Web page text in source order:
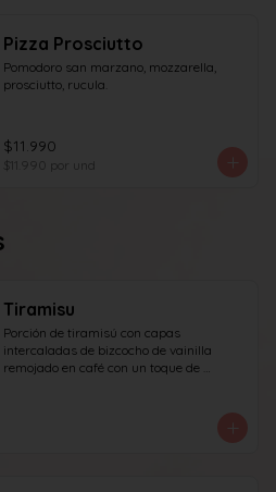
Pizza Prosciutto
Pomodoro san marzano, mozzarella,
prosciutto, rucula.
$11.990
$11.990 por und
Tiramisu
Porción de tiramisú con capas
intercaladas de bizcocho de vainilla
remojado en café con un toque de